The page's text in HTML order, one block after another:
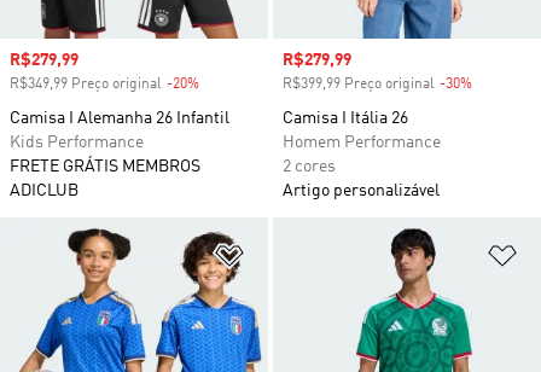
Preço com desconto
R$279,99
R$349,99 Preço original -20%
Camisa I Alemanha 26 Infantil
Kids Performance
FRETE GRÁTIS MEMBROS
ADICLUB
Preço com desconto
R$279,99
R$399,99 Preço original -30%
Camisa I Itália 26
Homem Performance
2 cores
Artigo personalizável
Adicionar à Lista de Desejos